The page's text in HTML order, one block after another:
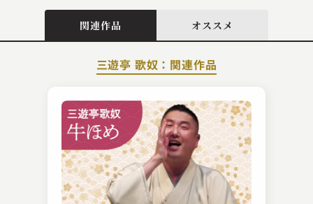
関連作品 オススメ
三遊亭 歌奴：関連作品
桂 扇生